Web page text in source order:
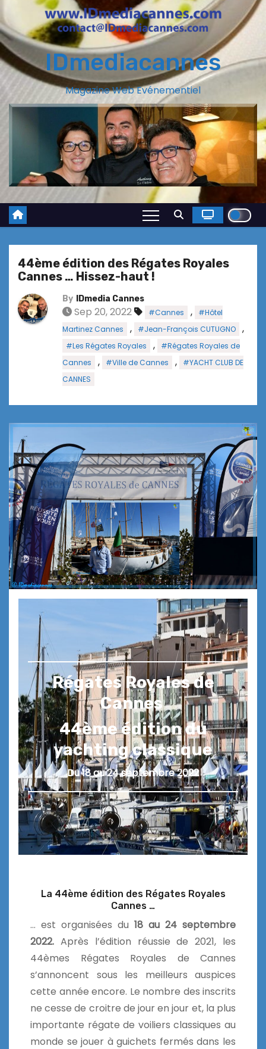
IDmediacannes
Magazine Web Evénementiel
44ème édition des Régates Royales
Cannes … Hissez-haut !
By IDmedia Cannes
Sep 20, 2022 #Cannes ,
#Hôtel
Martinez Cannes
, #Jean-François CUTUGNO ,
#Les Régates Royales ,
#Régates Royales de
Cannes
, #Ville de Cannes ,
#YACHT CLUB DE
CANNES
Régates Royales de
Cannes
44ème édition du
yachting classique
Du 18 au 24 septembre 2022
La 44ème édition des Régates Royales
Cannes …
… est organisées du 18 au 24 septembre
2022. Après l’édition réussie de 2021, les
44èmes Régates Royales de Cannes
s’annoncent sous les meilleurs auspices
cette année encore. Le nombre des inscrits
ne cesse de croitre de jour en jour et, la plus
importante régate de voiliers classiques au
monde se jouer à guichets fermés dans les